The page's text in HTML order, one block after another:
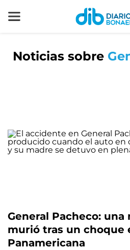
Noticias sobre
General Pacheco: una
murió tras un choque
Panamericana